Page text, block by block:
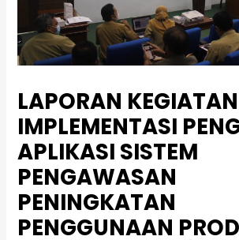
LAPORAN
IMPLEMENTASI
APLIKASI SISTEM
PENGAWASAN
PENINGKATAN
PENGGUNAAN